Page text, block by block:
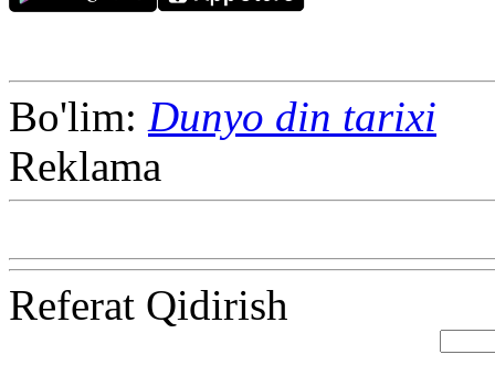
Bo'lim: Dunyo din tarixi
Reklama
Referat Qidirish